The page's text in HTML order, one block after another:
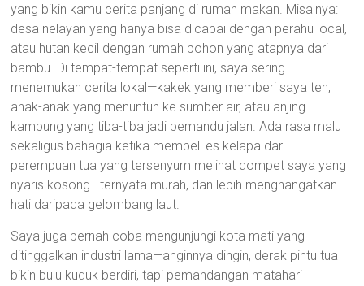
yang bikin kamu cerita panjang di rumah makan. Misalnya:
desa nelayan yang hanya bisa dicapai dengan perahu local,
atau hutan kecil dengan rumah pohon yang atapnya dari
bambu. Di tempat-tempat seperti ini, saya sering
menemukan cerita lokal—kakek yang memberi saya teh,
anak-anak yang menuntun ke sumber air, atau anjing
kampung yang tiba-tiba jadi pemandu jalan. Ada rasa malu
sekaligus bahagia ketika membeli es kelapa dari
perempuan tua yang tersenyum melihat dompet saya yang
nyaris kosong—ternyata murah, dan lebih menghangatkan
hati daripada gelombang laut.
Saya juga pernah coba mengunjungi kota mati yang
ditinggalkan industri lama—anginnya dingin, derak pintu tua
bikin bulu kuduk berdiri, tapi pemandangan matahari